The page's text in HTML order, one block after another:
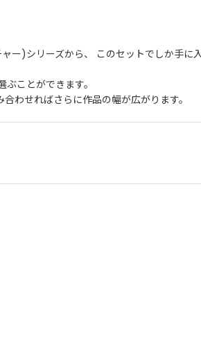
ー)シリーズから、 このセットでしか手に
ことができます。
わせればさらに作品の幅が広がります。